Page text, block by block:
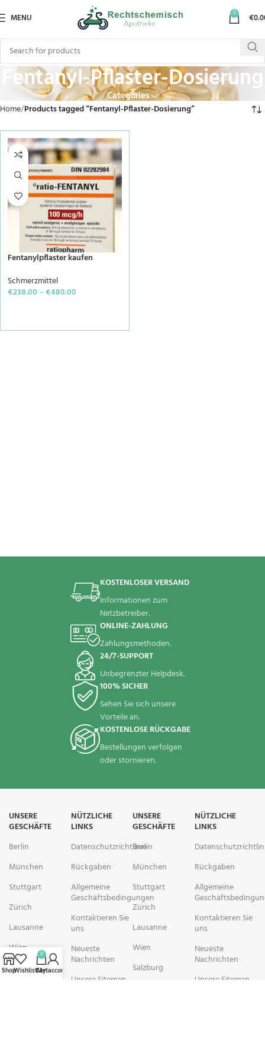
MENU 0 €
Fentanyl-Pflaster-Dosierung
Categories
Home Products tagged “Fentanyl-Pflaster-Dosierung”
Fentanylpflaster kaufen
Schmerzmittel
€238.00–€480.00
KOSTENLOSER VERSAND
Informationen zum
Netzbetreiber.
ONLINE-ZAHLUNG
Zahlungsmethoden.
24/7-SUPPORT
Unbegrenzter Helpdesk.
100% SICHER
Sehen Sie sich unsere
Vorteile an.
KOSTENLOSE RÜCKGABE
Bestellungen verfolgen
oder stornieren.
UNSERE
GESCHÄFTE
Berlin
München
Stuttgart
Zürich
Lausanne
Wien
Salzburg
NÜTZLICHE
LINKS
Datenschutzrichtlinie
Rückgaben
Allgemeine
Geschäftsbedingungen
Kontaktieren Sie
uns
Neueste
Nachrichten
Unsere Sitemap
UNSERE
GESCHÄFTE
Berlin
München
Stuttgart
Zürich
Lausanne
Wien
Salzburg
NÜTZLICHE
LINKS
Rückgaben
Allgemeine
Kontaktieren Sie
uns
Neueste
Nachrichten
Unsere Sitemap
ShopWishlist
0
Cart
My account